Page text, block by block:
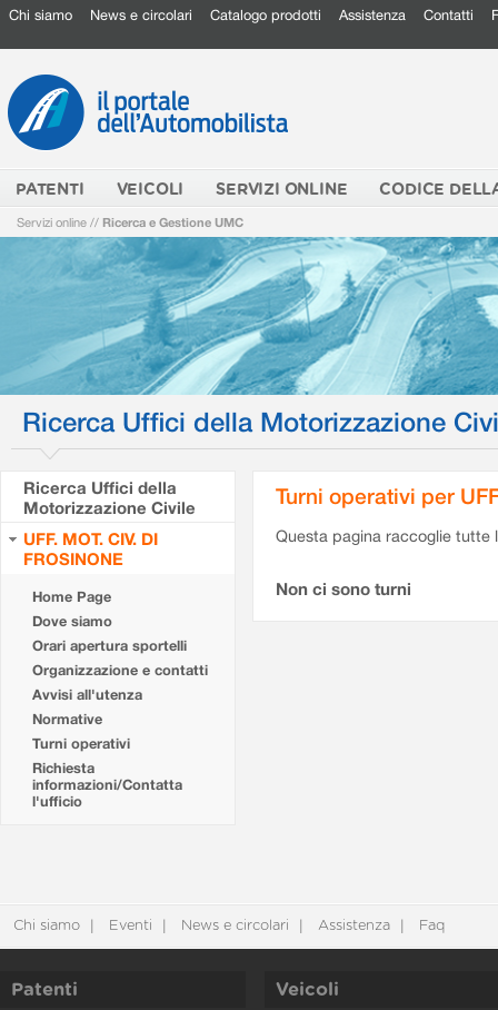
Chi siamo News e circolari Catalogo prodotti Assistenza Contatti
PATENTI VEICOLI SERVIZI ONLINE CODICE
Servizi online // Ricerca e Gestione UMC
Ricerca Uffici della Motorizzazione
Ricerca Uffici della
Motorizzazione Civile
UFF. MOT. CIV. DI
FROSINONE
Home Page
Dove siamo
Orari apertura sportelli
Organizzazione e contatti
Avvisi all'utenza
Normative
Turni operativi
Richiesta
informazioni/Contatta
l'ufficio
Turni operativi per
Questa pagina raccoglie tutte
Non ci sono turni
Chi siamo Eventi News e circolari Assistenza Faq
Patenti Veicoli